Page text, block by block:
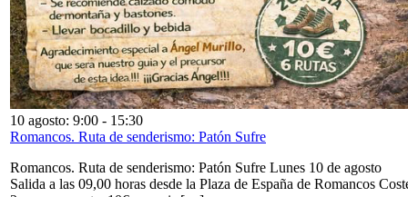
10 agosto: 9:00 - 15:30
Romancos. Ruta de senderismo: Patón Sufre
Romancos. Ruta de senderismo: Patón Sufre Lunes 10 de agosto
Salida a las 09,00 horas desde la Plaza de España de Romancos